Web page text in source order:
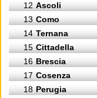
12 Ascoli
13 Como
14 Ternana
15 Cittadella
16 Brescia
17 Cosenza
18 Perugia